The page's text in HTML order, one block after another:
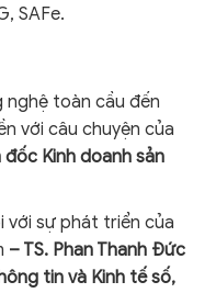
SAFe.
nghệ toàn cầu đến
với câu chuyện của
đốc Kinh doanh sản
với sự phát triển của
– TS. Phan Thanh Đức
tin và Kinh tế số,